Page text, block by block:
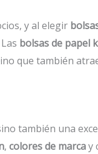
y al elegir
bolsas de papel
que también
también una
, colores de marcay